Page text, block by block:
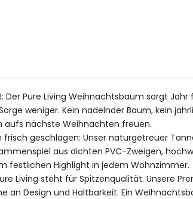
Der Pure Living Weihnachtsbaum sorgt
weniger. Kein nadelnder Baum, kein
aufs nächste Weihnachten freuen.
geschlagen: Unser naturgetreuer
aus dichten PVC-Zweigen,
festlichen Highlight in jedem Wohnzimmer.
Living steht für Spitzenqualität. Unsere
Design und Haltbarkeit. Ein